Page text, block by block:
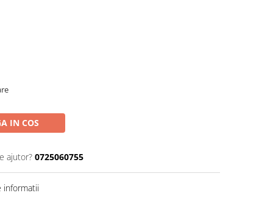
IN COS
ajutor? 0725060755
informatii